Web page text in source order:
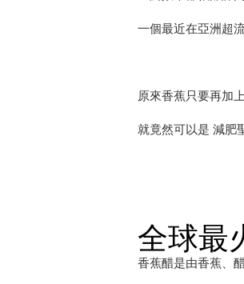
一個最近在亞洲超
原來香蕉只要再加
就竟然可以是 減肥
全球最
香蕉醋是由香蕉、